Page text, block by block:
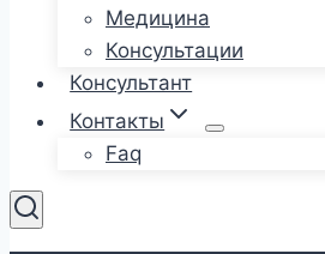
Медицина
Консультации
Консультант
Контакты
Faq